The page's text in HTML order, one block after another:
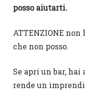
posso aiutarti.
ATTENZIONE non
che non posso.
Se apri un bar, hai
rende un